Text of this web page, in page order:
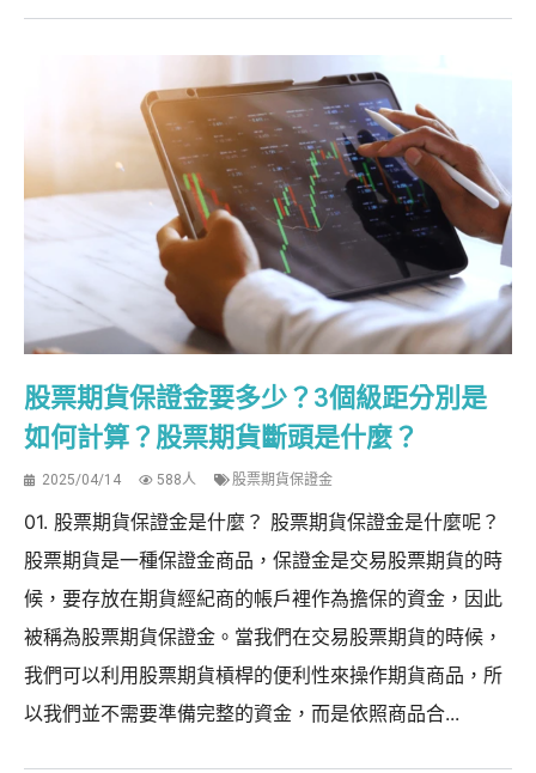
股票期貨保證金要多少？3個級距分別是
如何計算？股票期貨斷頭是什麼？
2025/04/14 588人 股票期貨保證金
01. 股票期貨保證金是什麼？ 股票期貨保證金是什麼呢？
股票期貨是一種保證金商品，保證金是交易股票期貨的時
候，要存放在期貨經紀商的帳戶裡作為擔保的資金，因此
被稱為股票期貨保證金。當我們在交易股票期貨的時候，
我們可以利用股票期貨槓桿的便利性來操作期貨商品，所
以我們並不需要準備完整的資金，而是依照商品合...